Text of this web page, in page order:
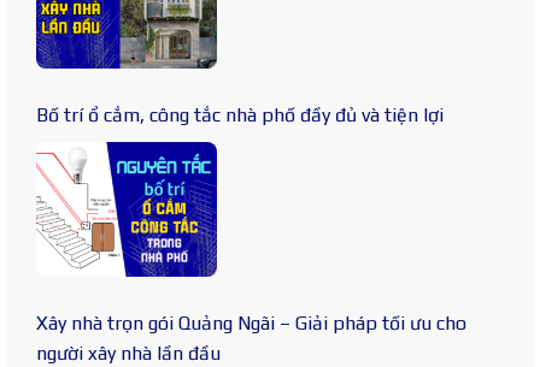
Bố trí ổ cắm, công tắc nhà phố đầy đủ và tiện lợi
Xây nhà trọn gói Quảng Ngãi – Giải pháp tối ưu cho
người xây nhà lần đầu